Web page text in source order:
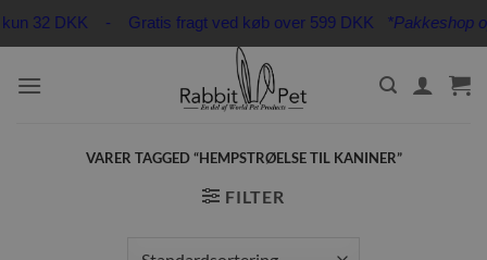
Fortsæt32 DKK - Gratis fragt ved køb over 599 DKK *Pakkeshop
VARER TAGGED “HEMPSTRØELSE TIL KANINER”
FILTER